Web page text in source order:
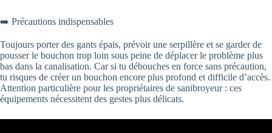
➡️ Précautions indispensables
Toujours porter des gants épais, prévoir une serpillère et se garder de
pousser le bouchon trop loin sous peine de déplacer le problème plus
bas dans la canalisation. Car si tu débouches en force sans précaution,
tu risques de créer un bouchon encore plus profond et difficile d’accès.
Attention particulière pour les propriétaires de sanibroyeur : ces
équipements nécessitent des gestes plus délicats.